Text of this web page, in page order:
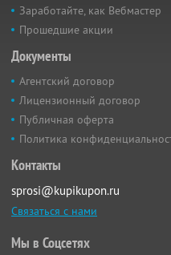
Заработайте, как Вебмастер
Прошедшие акции
Документы
Агентский договор
Лицензионный договор
Публичная оферта
Политика
Контакты
sprosi@kupikupon.ru
Связаться с нами
Мы в Соцсетях